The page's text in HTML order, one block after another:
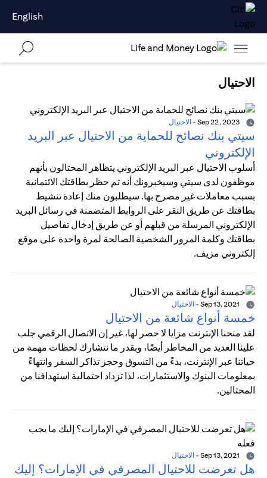
English
الاحتيال
- الاحتيال
سيتي بنك نصائح للحماية من الاحتيال عبر البريد
الإلكتروني
أسلوب الاحتيال عبر البريد الإلكتروني يتظاهر المحتالون بأنهم
موظفون لدى سيتي وسيخبرونك أنه تم حظر بطاقتك الائتمانية
بسبب معاملات غير مصرح بها. سيطلبون منك إعادة تنشيط
بطاقتك عن طريق النقر على الروابط المتضمنة في رسائل البريد
الإلكتروني المرسلة من قبلهم أو عن طريق إدخال تفاصيل
بطاقتك وكلمة المرور الشخصية الصالحة لمرة واحدة على موقع
إلكتروني مزيف.
- الاحتيال
خمسة أنواع شائعة من الاحتيال
لقد منحنا الإنترنت مزايا لا حصر لها، غير إن الاتصال الرقمي جلب
علينا العديد من المخاطر أيضًا، وبقدر ما نتشارك لحظات مهمة من
حياتنا عبر الإنترنت، بدءً من التسوق وحجز تذاكر السفر وانتهاءً
بمعلومات البنوك والاستثمارات، لذا تزداد احتمالية استهدافنا من
المحتالين.
- الاحتيال
هل تعرضت للاحتيال المصرفي في الإمارات؟ إليك